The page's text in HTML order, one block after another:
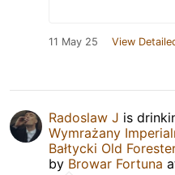
11 May 25 View
Radoslaw J is
Wymrażany
Bałtycki Old
by Browar Fortuna